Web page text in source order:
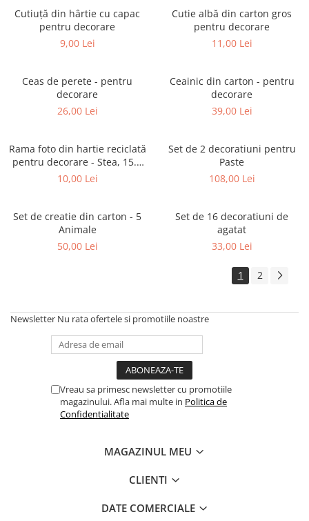
Cutiuţă din hârtie cu capac
pentru decorare
9,00 Lei
Cutie albă din carton gros
pentru decorare
11,00 Lei
Ceas de perete - pentru
decorare
26,00 Lei
Ceainic din carton - pentru
decorare
39,00 Lei
Rama foto din hartie reciclată
pentru decorare - Stea, 15.5
cm
10,00 Lei
Set de 2 decoratiuni pentru
Paste
108,00 Lei
Set de creatie din carton - 5
Animale
50,00 Lei
Set de 16 decoratiuni de
agatat
33,00 Lei
1 2
Newsletter Nu rata ofertele si promotiile noastre
Vreau sa primesc newsletter cu promotiile
magazinului. Afla mai multe in Politica de
Confidentialitate
MAGAZINUL MEU
CLIENTI
DATE COMERCIALE